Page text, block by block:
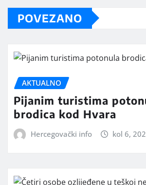
POVEZANO
AKTUALNO
Pijanim turistima
brodica kod Hvara
Hercegovački info kol 6,